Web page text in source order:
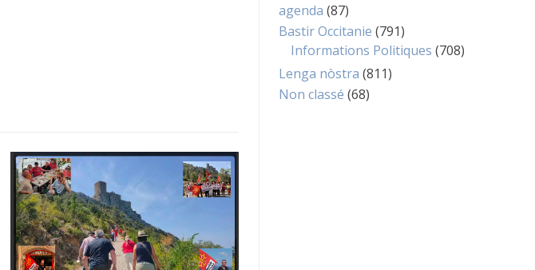
agenda (87)
Bastir Occitanie (791)
Informations Politiques (708)
Lenga nòstra (811)
Non classé (68)